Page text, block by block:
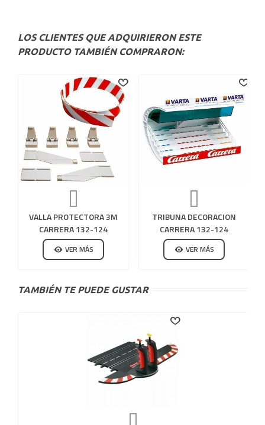
LOS CLIENTES QUE ADQUIRIERON ESTE
PRODUCTO TAMBIÉN COMPRARON:
VALLA PROTECTORA 3M
CARRERA 132-124
VER MÁS
TRIBUNA DECORACION
CARRERA 132-124
VER MÁS
TAMBIÉN TE PUEDE GUSTAR